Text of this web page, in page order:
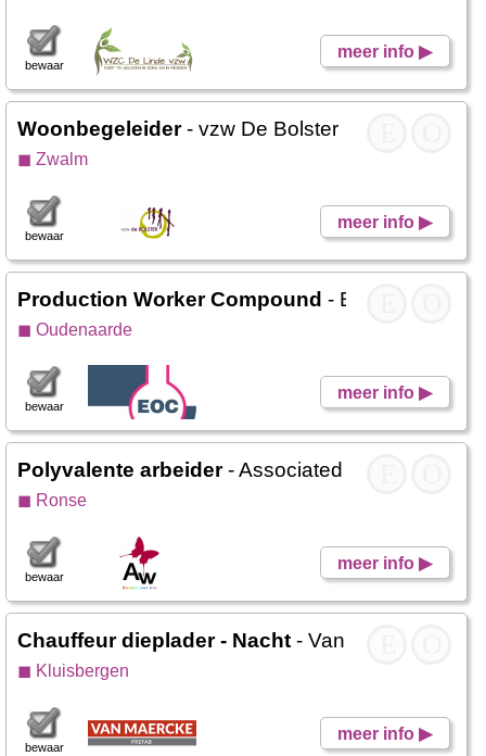
meer info ▶
bewaar
Woonbegeleider- vzw De Bolster
◼ Zwalm
meer info ▶
bewaar
Production Worker Compound - EOC
◼ Oudenaarde
meer info ▶
bewaar
Polyvalente arbeider- Associated Weavers
◼ Ronse
meer info ▶
bewaar
Chauffeur dieplader - Nacht - Van Maercke
◼ Kluisbergen
meer info ▶
bewaar